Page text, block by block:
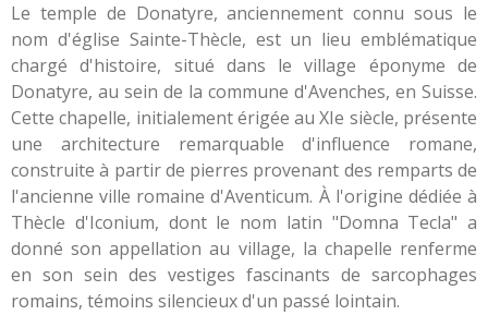
Le temple de Donatyre, anciennement connu sous le
nom d'église Sainte-Thècle, est un lieu emblématique
chargé d'histoire, situé dans le village éponyme de
Donatyre, au sein de la commune d'Avenches, en Suisse.
Cette chapelle, initialement érigée au XIe siècle, présente
une architecture remarquable d'influence romane,
construite à partir de pierres provenant des remparts de
l'ancienne ville romaine d'Aventicum. À l'origine dédiée à
Thècle d'Iconium, dont le nom latin "Domna Tecla" a
donné son appellation au village, la chapelle renferme
en son sein des vestiges fascinants de sarcophages
romains, témoins silencieux d'un passé lointain.